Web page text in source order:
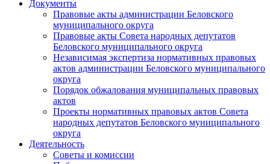
Документы
Правовые акты администрации Беловского
муниципального округа
Правовые акты Совета народных депутатов
Беловского муниципального округа
Независимая экспертиза нормативных правовых
актов администрации Беловского муниципального
округа
Порядок обжалования муниципальных правовых
актов
Проекты нормативных правовых актов Совета
народных депутатов Беловского муниципального
округа
Деятельность
Советы и комиссии